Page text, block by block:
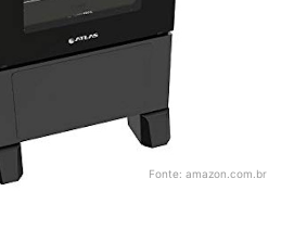
Fonte: amazon.com.br